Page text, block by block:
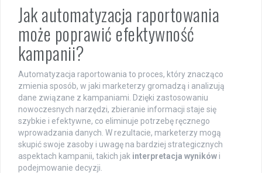
Jak automatyzacja raportowania
może poprawić efektywność
kampanii?
Automatyzacja raportowania to proces, który znacząco
zmienia sposób, w jaki marketerzy gromadzą i analizują
dane związane z kampaniami. Dzięki zastosowaniu
nowoczesnych narzędzi, zbieranie informacji staje się
szybkie i efektywne, co eliminuje potrzebę ręcznego
wprowadzania danych. W rezultacie, marketerzy mogą
skupić swoje zasoby i uwagę na bardziej strategicznych
aspektach kampanii, takich jak interpretacja wyników i
podejmowanie decyzji.